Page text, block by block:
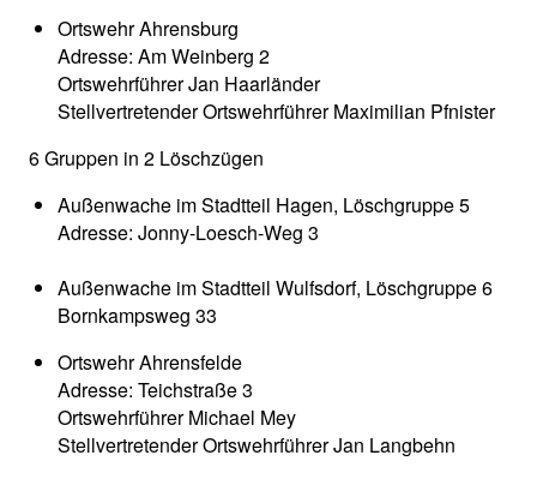
Ortswehr Ahrensburg
Adresse: Am Weinberg 2
Ortswehrführer Jan Haarländer
Stellvertretender Ortswehrführer Maximilian Pfnister
6 Gruppen in 2 Löschzügen
Außenwache im Stadtteil Hagen, Löschgruppe 5
Adresse: Jonny-Loesch-Weg 3
Außenwache im Stadtteil Wulfsdorf, Löschgruppe 6
Bornkampsweg 33
Ortswehr Ahrensfelde
Adresse: Teichstraße 3
Ortswehrführer Michael Mey
Stellvertretender Ortswehrführer Jan Langbehn